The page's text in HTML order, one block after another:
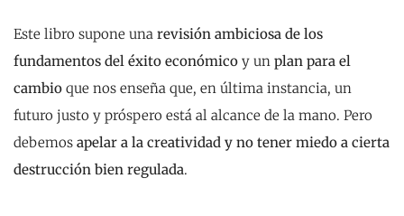
Este libro supone una revisión ambiciosa de los
fundamentos del éxito económico y un plan para el
cambio que nos enseña que, en última instancia, un
futuro justo y próspero está al alcance de la mano. Pero
debemos apelar a la creatividad y no tener miedo a cierta
destrucción bien regulada.